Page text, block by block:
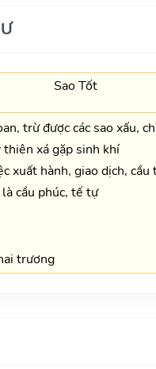
Sao Tốt
trừ được các sao xấu,
xá gặp sinh khí
xuất hành, giao dịch, cầu
cầu phúc, tế tự
trương